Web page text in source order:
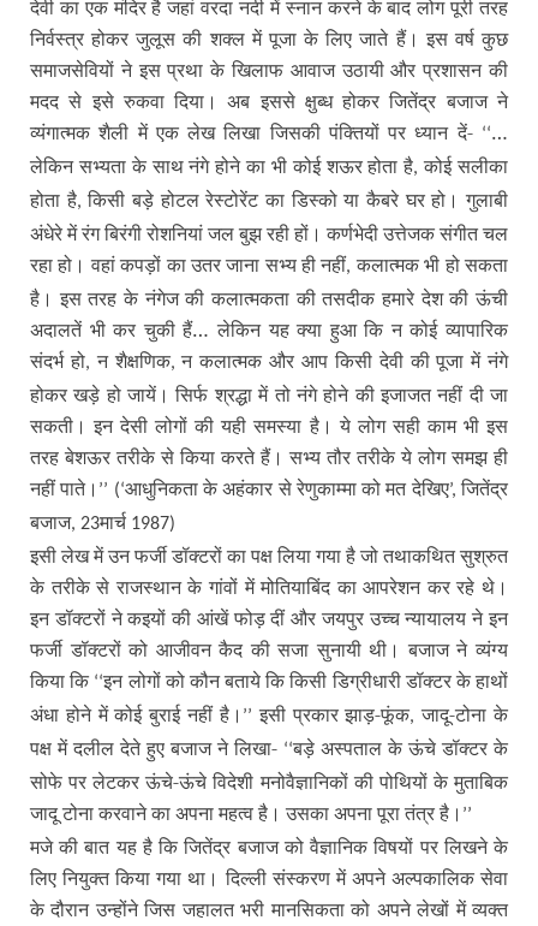
देवी का एक मंदिर है जहां वरदा नदी में स्नान करने के बाद लोग पूरी तरह
निर्वस्त्र होकर जुलूस की शक्ल में पूजा के लिए जाते हैं। इस वर्ष कुछ
समाजसेवियों ने इस प्रथा के खिलाफ आवाज उठायी और प्रशासन की
मदद से इसे रुकवा दिया। अब इससे क्षुब्ध होकर जितेंद्र बजाज ने
व्यंगात्मक शैली में एक लेख लिखा जिसकी पंक्तियों पर ध्यान दें- ‘‘…
लेकिन सभ्यता के साथ नंगे होने का भी कोई शऊर होता है,कोई सलीका
होता है,किसी बड़े होटल रेस्टोरेंट का डिस्को या कैबरे घर हो। गुलाबी
अंधेरे में रंग बिरंगी रोशनियां जल बुझ रही हों। कर्णभेदी उत्तेजक संगीत चल
रहा हो। वहां कपड़ों का उतर जाना सभ्य ही नहीं,कलात्मक भी हो सकता
है। इस तरह के नंगेज की कलात्मकता की तसदीक हमारे देश की ऊंची
अदालतें भी कर चुकी हैं… लेकिन यह क्या हुआ कि न कोई व्यापारिक
संदर्भ हो,न शैक्षणिक,न कलात्मक और आप किसी देवी की पूजा में नंगे
होकर खड़े हो जायें। सिर्फ श्रद्धा में तो नंगे होने की इजाजत नहीं दी जा
सकती। इन देसी लोगों की यही समस्या है। ये लोग सही काम भी इस
तरह बेशऊर तरीके से किया करते हैं। सभ्य तौर तरीके ये लोग समझ ही
नहीं पाते। ’’ (‘आधुनिकता के अहंकार से रेणुकाम्मा को मत देखिए’,जितेंद्र
बजाज, 23मार्च 1987)
इसी लेख में उन फर्जी डॉक्टरों का पक्ष लिया गया है जो तथाकथित सुश्रुत
के तरीके से राजस्थान के गांवों में मोतियाबिंद का आपरेशन कर रहे थे।
इन डॉक्टरों ने कइयों की आंखें फोड़ दीं और जयपुर उच्च न्यायालय ने इन
फर्जी डॉक्टरों को आजीवन कैद की सजा सुनायी थी। बजाज ने व्यंग्य
किया कि ‘‘इन लोगों को कौन बताये कि किसी डिग्रीधारी डॉक्टर के हाथों
अंधा होने में कोई बुराई नहीं है। ’’इसी प्रकार झाड़-फूंक,जादू-टोना के
पक्ष में दलील देते हुए बजाज ने लिखा- ‘‘बड़े अस्पताल के ऊंचे डॉक्टर के
सोफे पर लेटकर ऊंचे-ऊंचे विदेशी मनोवैज्ञानिकों की पोथियों के मुताबिक
जादू टोना करवाने का अपना महत्व है। उसका अपना पूरा तंत्र है। ’’
मजे की बात यह है कि जितेंद्र बजाज को वैज्ञानिक विषयों पर लिखने के
लिए नियुक्त किया गया था। दिल्ली संस्करण में अपने अल्पकालिक सेवा
के दौरान उन्होंने जिस जहालत भरी मानसिकता को अपने लेखों में व्यक्त